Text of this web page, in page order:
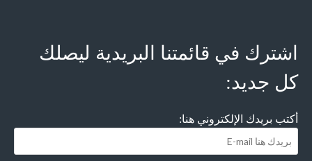
اشترك في قائمتنا البريدية ليصلك
كل جديد:
أكتب بريدك الإلكتروني هنا: